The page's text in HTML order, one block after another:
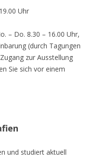
Uhr
– Do. 8.30 – 16.00 Uhr,
(durch Tagungen
zur Ausstellung
Sie sich vor einem
und studiert aktuell